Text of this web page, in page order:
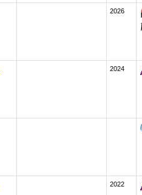
2026
2024
2022